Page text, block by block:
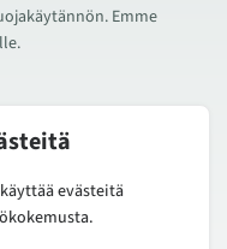
Emme
tuotteista ja
myös tuote-esittelyjä.
evästeitä